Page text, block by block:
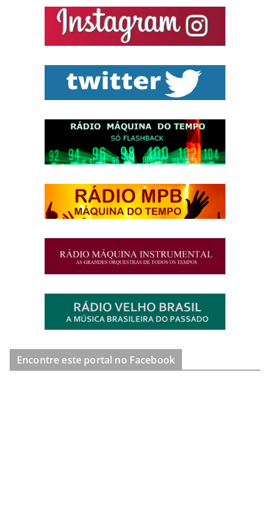
Encontre este portal no Facebook